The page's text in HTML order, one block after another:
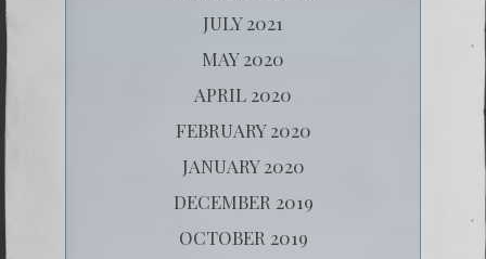
JULY 2021
MAY 2020
APRIL 2020
FEBRUARY 2020
JANUARY 2020
DECEMBER 2019
OCTOBER 2019